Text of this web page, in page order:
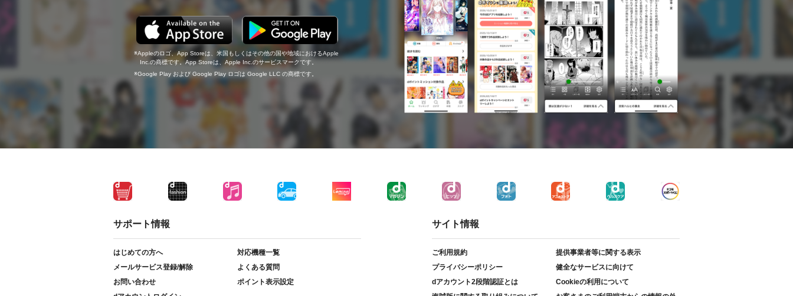
Appleのロゴ、App Storeは、米国もしくはその他の国や地域におけるApple
Inc.の商標です。App Storeは、Apple Inc.のサービスマークです。
Google Play および Google Play ロゴは Google LLC の商標です。
サポート情報
はじめての方へ
対応機種一覧
メールサービス登録/解除
よくある質問
お問い合わせ
ポイント表示設定
サイト情報
ご利用規約
提供事業者等に関する表示
プライバシーポリシー
健全なサービスに向けて
dアカウント2段階認証とは
Cookieの利用について